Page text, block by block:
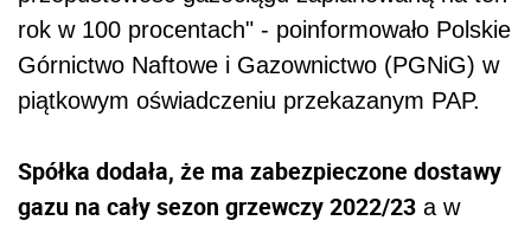
rok w 100 procentach" - poinformowało Polskie
Górnictwo Naftowe i Gazownictwo (PGNiG) w
piątkowym oświadczeniu przekazanym PAP.
Spółka dodała, że ma zabezpieczone dostawy
gazu na cały sezon grzewczy 2022/23 a w